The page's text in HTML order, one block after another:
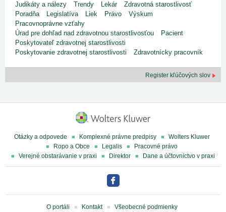
Judikáty a nálezy Trendy Lekár
Zdravotná starostlivosť
Poradňa
Legislatíva Liek Právo
Výskum
Pracovnoprávne vzťahy
Úrad pre dohľad nad zdravotnou starostlivosťou
Pacient
Poskytovateľ zdravotnej starostlivosti
Poskytovanie zdravotnej starostlivosti
Zdravotnícky pracovník
Register kľúčových slov
Otázky a odpovede Komplexné právne predpisy
Wolters Kluwer
Ropo a Obce
Legalis
Pracovné právo
Verejné obstarávanie v praxi
Direktor Dane a účtovníctvo v praxi
O portáli Kontakt Všeobecné podmienky